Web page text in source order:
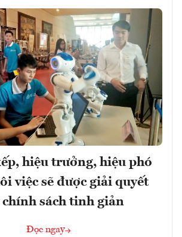
hiệu trưởng, hiệu phó
việc sẽ được giải quyết
chính sách tinh giản
Đọc ngay